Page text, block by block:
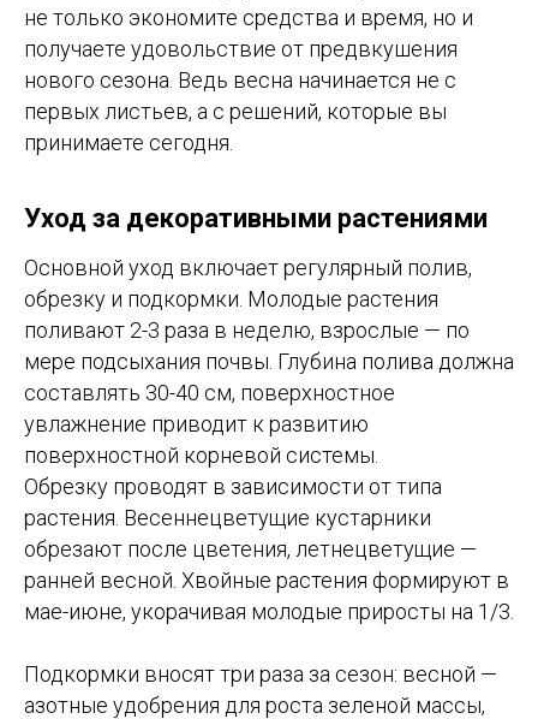
не только экономите средства и время, но и
получаете удовольствие от предвкушения
нового сезона. Ведь весна начинается не с
первых листьев, а с решений, которые вы
принимаете сегодня.
Уход за декоративными растениями
Основной уход включает регулярный полив,
обрезку и подкормки. Молодые растения
поливают 2-3 раза в неделю, взрослые — по
мере подсыхания почвы. Глубина полива должна
составлять 30-40 см, поверхностное
увлажнение приводит к развитию
поверхностной корневой системы.
Обрезку проводят в зависимости от типа
растения. Весеннецветущие кустарники
обрезают после цветения, летнецветущие —
ранней весной. Хвойные растения формируют в
мае-июне, укорачивая молодые приросты на 1/3.
Подкормки вносят три раза за сезон: весной —
азотные удобрения для роста зеленой массы,